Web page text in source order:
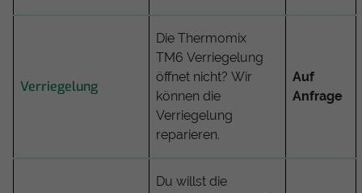
Verriegelung
Die Thermomix
TM6 Verriegelung
öffnet nicht? Wir
können die
Verriegelung
reparieren.
Auf
Anfrage
Du willst die